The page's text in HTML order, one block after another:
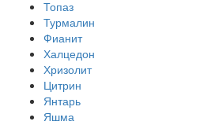
Топаз
Турмалин
Фианит
Халцедон
Хризолит
Цитрин
Янтарь
Яшма